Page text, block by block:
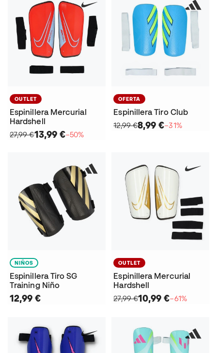
OUTLET
Espinillera Mercurial
Hardshell
27,99 €13,99 €−50%
OFERTA
Espinillera Tiro Club
12,99 €8,99 €−31%
NIÑOS
Espinillera Tiro SG
Training Niño
12,99 €
OUTLET
Espinillera Mercurial
Hardshell
27,99 €10,99 €−61%